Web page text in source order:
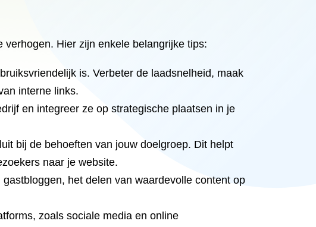
Hier zijn enkele belangrijke tips:
is. Verbeter de laadsnelheid, maak
interne links.
en integreer ze op strategische plaatsen in je
bij de behoeften van jouw doelgroep. Dit helpt
naar je website.
het delen van waardevolle content op
zoals sociale media en online